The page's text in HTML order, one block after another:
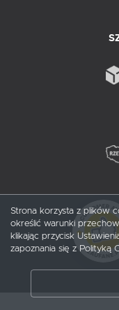
Strona korzysta z plików
określić warunki
klikając przycisk
zapoznania się z Polityką